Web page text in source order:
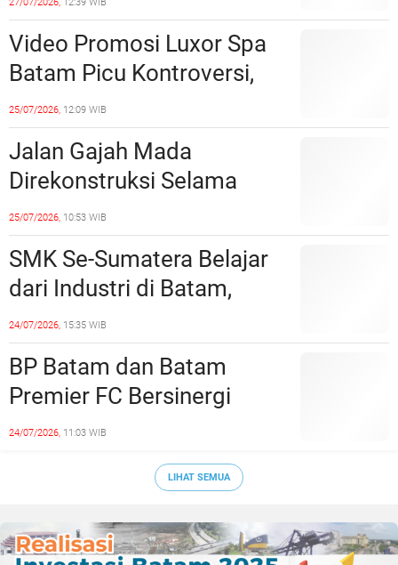
Langsung Di-Takedown
Video Promosi Luxor Spa
Batam Picu Kontroversi,
Dinilai Bermuatan Sensual
25/07/2026, 12:09 WIB
Jalan Gajah Mada
Direkonstruksi Selama
Empat Minggu, Ini Skema
Rekayasa Lalu Lintasnya
25/07/2026, 10:53 WIB
SMK Se-Sumatera Belajar
dari Industri di Batam,
Siapkan Lulusan Siap Kerja
Era Digital
24/07/2026, 15:35 WIB
BP Batam dan Batam
Premier FC Bersinergi
Cetak Generasi Emas
24/07/2026, 11:03 WIB
LIHAT SEMUA